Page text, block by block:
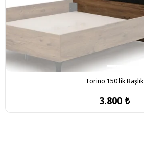
Torino 150'lik Başlık
3.800 ₺